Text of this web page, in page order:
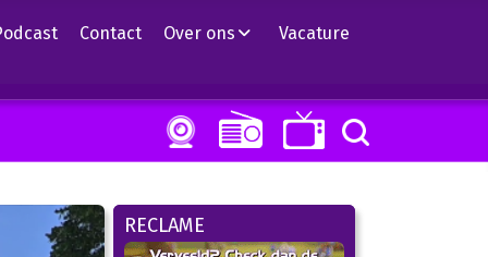
Contact Over ons Vacature
RECLAME